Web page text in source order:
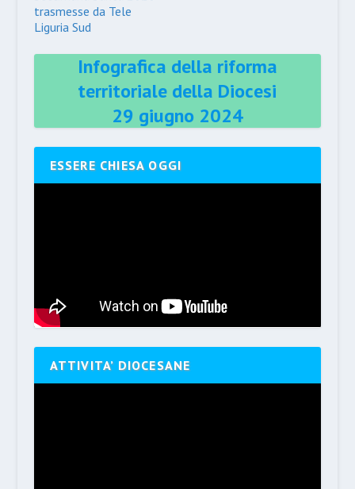
trasmesse da Tele
Liguria Sud
Infografica della riforma
territoriale della Diocesi
29 giugno 2024
ESSERE CHIESA OGGI
ATTIVITA’ DIOCESANE